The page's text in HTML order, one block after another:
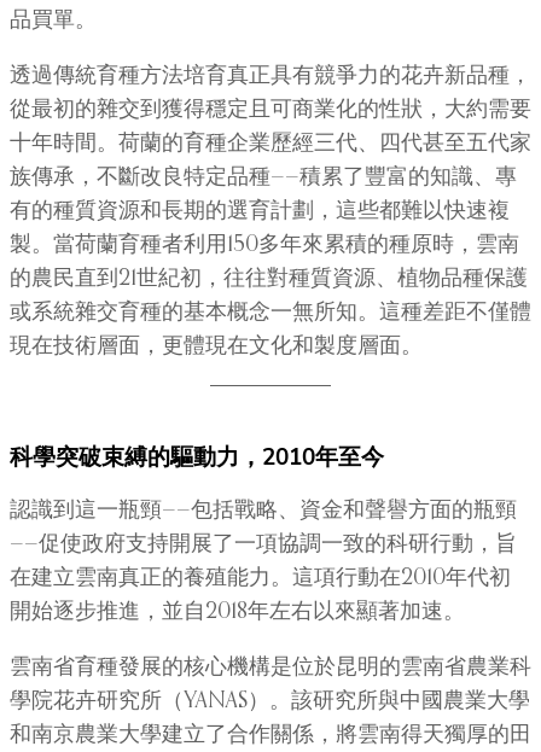
品買單。
透過傳統育種方法培育真正具有競爭力的花卉新品種，
從最初的雜交到獲得穩定且可商業化的性狀，大約需要
十年時間。荷蘭的育種企業歷經三代、四代甚至五代家
族傳承，不斷改良特定品種——積累了豐富的知識、專
有的種質資源和長期的選育計劃，這些都難以快速複
製。當荷蘭育種者利用150多年來累積的種原時，雲南
的農民直到21世紀初，往往對種質資源、植物品種保護
或系統雜交育種的基本概念一無所知。這種差距不僅體
現在技術層面，更體現在文化和製度層面。
科學突破束縛的驅動力，2010年至今
認識到這一瓶頸——包括戰略、資金和聲譽方面的瓶頸
——促使政府支持開展了一項協調一致的科研行動，旨
在建立雲南真正的養殖能力。這項行動在2010年代初
開始逐步推進，並自2018年左右以來顯著加速。
雲南省育種發展的核心機構是位於昆明的雲南省農業科
學院花卉研究所（YANAS）。該研究所與中國農業大學
和南京農業大學建立了合作關係，將雲南得天獨厚的田